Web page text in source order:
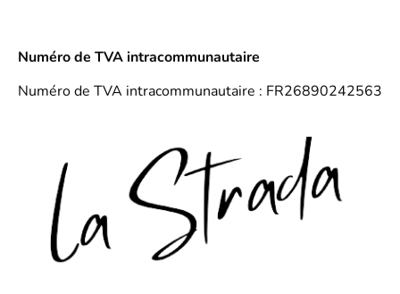
Numéro de TVA intracommunautaire
Numéro de TVA intracommunautaire : FR26890242563